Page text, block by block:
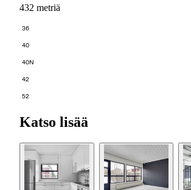
432 metriä
36
40
40N
42
52
Katso lisää